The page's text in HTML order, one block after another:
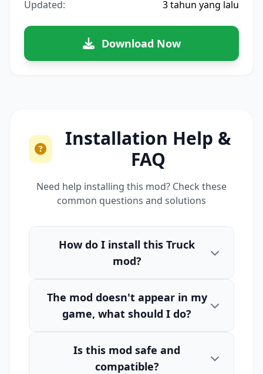
Updated: 3 tahun yang lalu
Download Now
Installation Help &
FAQ
Need help installing this mod? Check these
common questions and solutions
How do I install this Truck
mod?
The mod doesn't appear in my
game, what should I do?
Is this mod safe and
compatible?